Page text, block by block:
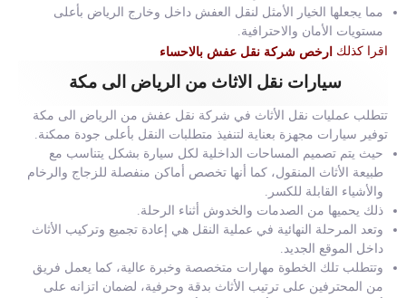
مما يجعلها الخيار الأمثل لنقل العفش داخل وخارج الرياض بأعلى
مستويات الأمان والاحترافية.
اقرا كذلك ارخص شركة نقل عفش بالاحساء
سيارات نقل الاثاث من الرياض الى مكة
تتطلب عمليات نقل الأثاث في شركة نقل عفش من الرياض الى مكة
توفير سيارات مجهزة بعناية لتنفيذ متطلبات النقل بأعلى جودة ممكنة.
حيث يتم تصميم المساحات الداخلية لكل سيارة بشكل يتناسب مع
طبيعة الأثاث المنقول، كما أنها تخصص أماكن منفصلة للزجاج والرخام
والأشياء القابلة للكسر.
ذلك يحميها من الصدمات والخدوش أثناء الرحلة.
وتعد المرحلة النهائية في عملية النقل هي إعادة تجميع وتركيب الأثاث
داخل الموقع الجديد.
وتتطلب تلك الخطوة مهارات متخصصة وخبرة عالية، كما يعمل فريق
من المحترفين على ترتيب الأثاث بدقة وحرفية، لضمان اتزانه على